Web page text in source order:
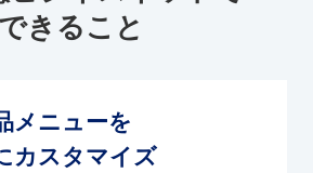
できること
メニューを
カスタマイズ